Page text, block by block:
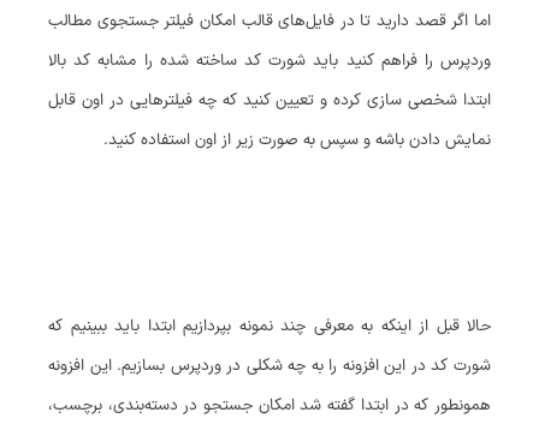
اما اگر قصد دارید تا در فایل‌های قالب امکان فیلتر جستجوی مطالب
وردپرس را فراهم کنید باید شورت کد ساخته شده را مشابه کد بالا
ابتدا شخصی سازی کرده و تعیین کنید که چه فیلترهایی در اون قابل
نمایش دادن باشه و سپس به صورت زیر از اون استفاده کنید.
حالا قبل از اینکه به معرفی چند نمونه بپردازیم ابتدا باید ببینیم که
شورت کد در این افزونه را به چه شکلی در وردپرس بسازیم. این افزونه
همونطور که در ابتدا گفته شد امکان جستجو در دسته‌بندی، برچسب،